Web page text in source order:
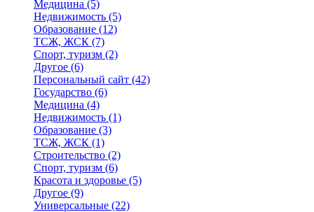
Медицина (5)
Недвижимость (5)
Образование (12)
ТСЖ, ЖСК (7)
Спорт, туризм (2)
Другое (6)
Персональный сайт (42)
Государство (6)
Медицина (4)
Недвижимость (1)
Образование (3)
ТСЖ, ЖСК (1)
Строительство (2)
Спорт, туризм (6)
Красота и здоровье (5)
Другое (9)
Универсальные (22)